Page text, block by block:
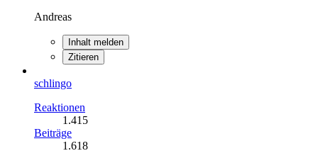
Andreas
Inhalt melden
Zitieren
schlingo
Reaktionen
1.415
Beiträge
1.618